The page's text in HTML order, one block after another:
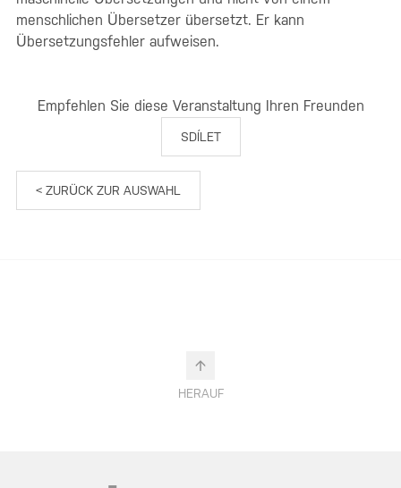
menschlichen Übersetzer übersetzt. Er kann
Übersetzungsfehler aufweisen.
Empfehlen Sie diese Veranstaltung Ihren Freunden
SDÍLET
< ZURÜCK ZUR AUSWAHL
HERAUF